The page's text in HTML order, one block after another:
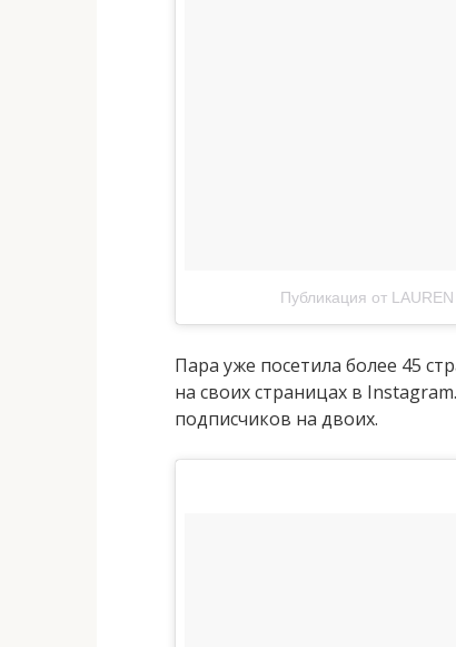
Публикация от
Пара уже посетила более 45
на своих страницах в
подписчиков на двоих.